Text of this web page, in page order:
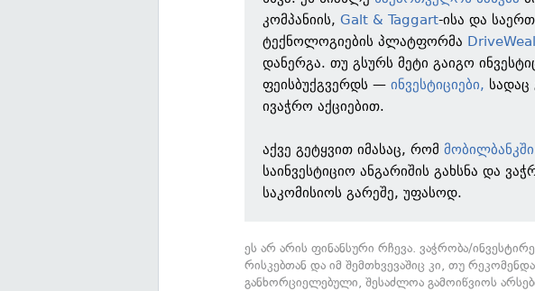
კომპანიის,Galt & Taggart-ისა და
ტექნოლოგიების პლატფორმა
დანერგა. თუ გსურს მეტი გაიგო
ფეისბუქგვერდს —ინვესტიციები,
ივაჭრო აქციებით.
აქვე გეტყვით იმასაც, რომმობილბანკში
საინვესტიციო ანგარიშის გახსნა და
საკომისიოს გარეშე, უფასოდ.
ეს არ არის ფინანსური რჩევა. ვაჭრობა/
რისკებთან და იმ შემთხვევაშიც კი, თუ
განხორციელებული, შესაძლოა გამოიწვიოს